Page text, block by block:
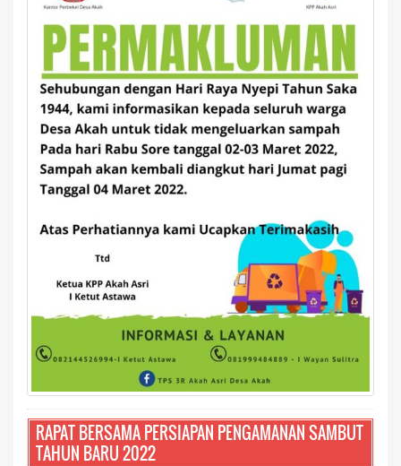
RAPAT BERSAMA PERSIAPAN PENGAMANAN SAMBUT
TAHUN BARU 2022